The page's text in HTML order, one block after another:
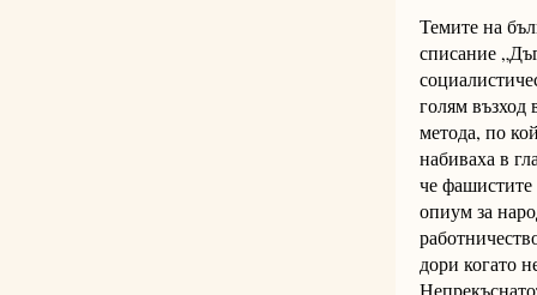
Темите на
списание
голям възход
метода, по
набиваха в
че фашистите
опиум за
дори когато